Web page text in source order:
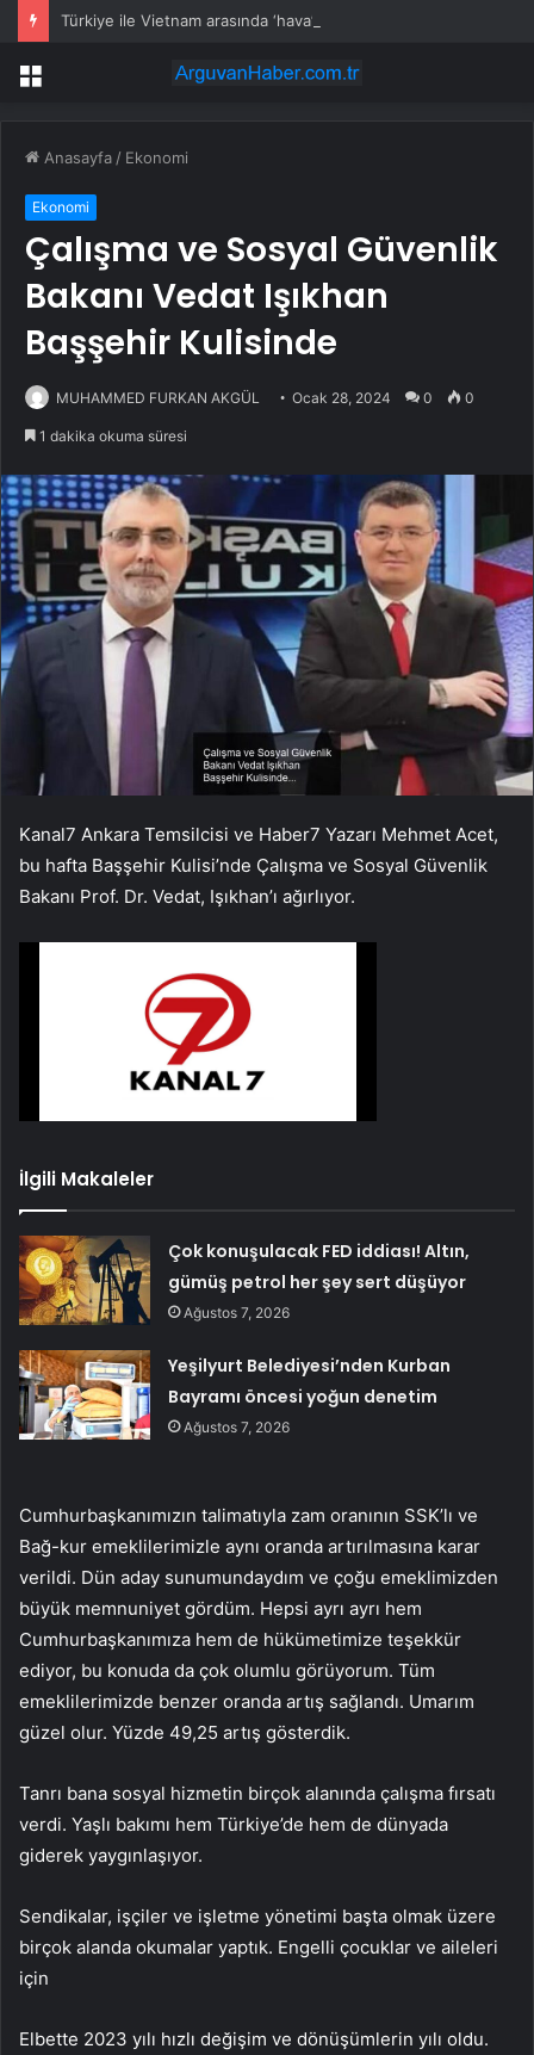
Menü
Anasayfa / Ekonomi
Ekonomi
Çalışma ve Sosyal Güvenlik
Bakanı Vedat Işıkhan
Başşehir Kulisinde
MUHAMMED FURKAN AKGÜL Ocak 28, 2024 0 0
1 dakika okuma süresi
Kanal7 Ankara Temsilcisi ve Haber7 Yazarı Mehmet Acet,
bu hafta Başşehir Kulisi’nde Çalışma ve Sosyal Güvenlik
Bakanı Prof. Dr. Vedat, Işıkhan’ı ağırlıyor.
İlgili Makaleler
Çok konuşulacak FED iddiası! Altın,
gümüş petrol her şey sert düşüyor
Ağustos 7, 2026
Yeşilyurt Belediyesi’nden Kurban
Bayramı öncesi yoğun denetim
Ağustos 7, 2026
Cumhurbaşkanımızın talimatıyla zam oranının SSK’lı ve
Bağ-kur emeklilerimizle aynı oranda artırılmasına karar
verildi. Dün aday sunumundaydım ve çoğu emeklimizden
büyük memnuniyet gördüm. Hepsi ayrı ayrı hem
Cumhurbaşkanımıza hem de hükümetimize teşekkür
ediyor, bu konuda da çok olumlu görüyorum. Tüm
emeklilerimizde benzer oranda artış sağlandı. Umarım
güzel olur. Yüzde 49,25 artış gösterdik.
Tanrı bana sosyal hizmetin birçok alanında çalışma fırsatı
verdi. Yaşlı bakımı hem Türkiye’de hem de dünyada
giderek yaygınlaşıyor.
Sendikalar, işçiler ve işletme yönetimi başta olmak üzere
birçok alanda okumalar yaptık. Engelli çocuklar ve aileleri
için
Elbette 2023 yılı hızlı değişim ve dönüşümlerin yılı oldu.